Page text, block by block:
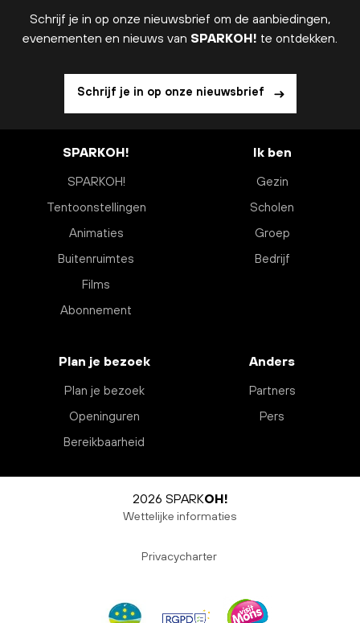
Schrijf je in op onze nieuwsbrief om de aanbiedingen,
evenementen en nieuws van SPARKOH! te ontdekken.
Schrijf je in op onze nieuwsbrief
SPARKOH!
SPARKOH!
Tentoonstellingen
Animaties
Buitenruimtes
Films
Abonnement
Ik ben
Gezin
Scholen
Groep
Bedrijf
Plan je bezoek
Plan je bezoek
Openinguren
Bereikbaarheid
Anders
Partners
Pers
2026 SPARKOH!
Wettelijke informaties
Privacycharter